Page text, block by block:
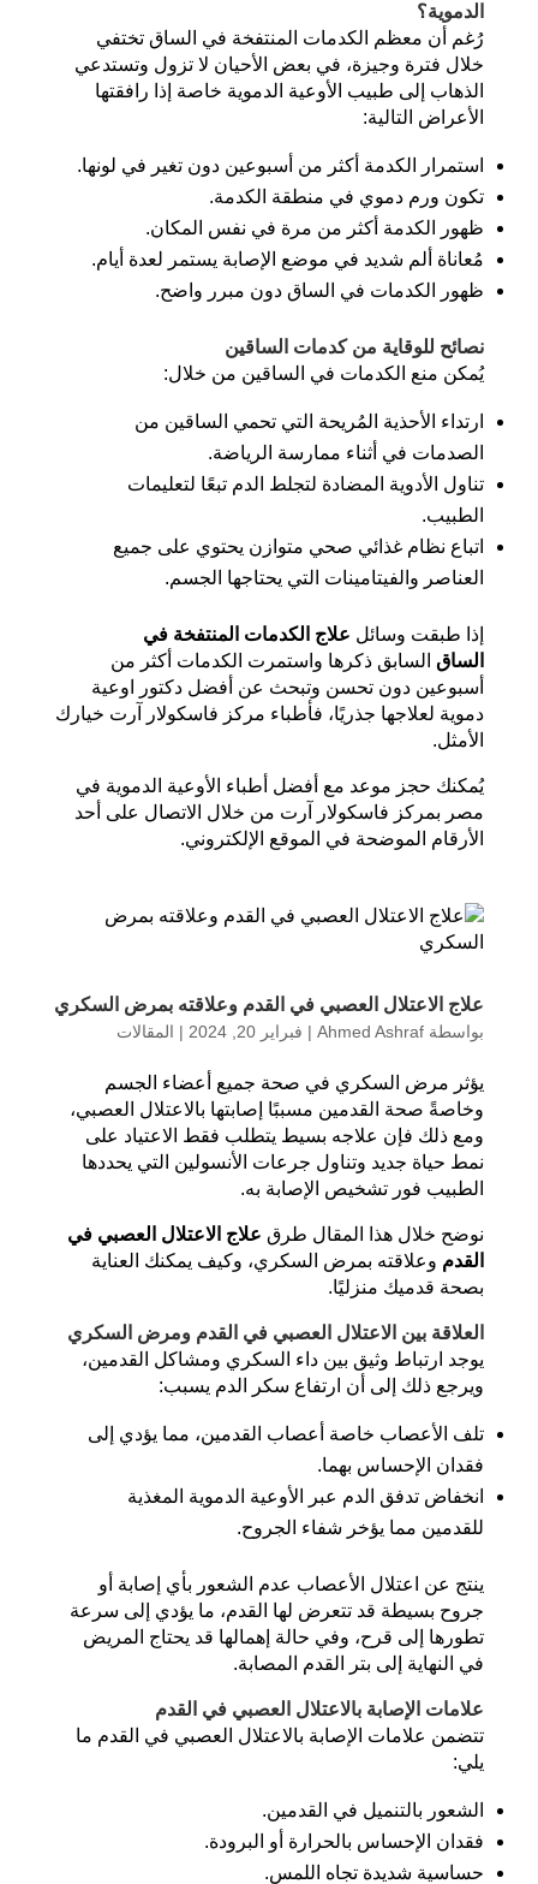
الدموية؟
رُغم أن معظم الكدمات المنتفخة في الساق تختفي
خلال فترة وجيزة، في بعض الأحيان لا تزول وتستدعي
الذهاب إلى طبيب الأوعية الدموية خاصة إذا رافقتها
الأعراض التالية:
استمرار الكدمة أكثر من أسبوعين دون تغير في لونها.
تكون ورم دموي في منطقة الكدمة.
ظهور الكدمة أكثر من مرة في نفس المكان.
مُعاناة ألم شديد في موضع الإصابة يستمر لعدة أيام.
ظهور الكدمات في الساق دون مبرر واضح.
نصائح للوقاية من كدمات الساقين
يُمكن منع الكدمات في الساقين من خلال:
ارتداء الأحذية المُريحة التي تحمي الساقين من
الصدمات في أثناء ممارسة الرياضة.
تناول الأدوية المضادة لتجلط الدم تبعًا لتعليمات
الطبيب.
اتباع نظام غذائي صحي متوازن يحتوي على جميع
العناصر والفيتامينات التي يحتاجها الجسم.
إذا طبقت وسائل علاج الكدمات المنتفخة في
الساق السابق ذكرها واستمرت الكدمات أكثر من
أسبوعين دون تحسن وتبحث عن أفضل دكتور اوعية
دموية لعلاجها جذريًا، فأطباء مركز فاسكولار آرت خيارك
الأمثل.
يُمكنك حجز موعد مع أفضل أطباء الأوعية الدموية في
مصر بمركز فاسكولار آرت من خلال الاتصال على أحد
الأرقام الموضحة في الموقع الإلكتروني.
علاج الاعتلال العصبي في القدم وعلاقته بمرض السكري
بواسطة Ahmed Ashraf
| فبراير 20, 2024 | المقالات
يؤثر مرض السكري في صحة جميع أعضاء الجسم
وخاصةً صحة القدمين مسببًا إصابتها بالاعتلال العصبي،
ومع ذلك فإن علاجه بسيط يتطلب فقط الاعتياد على
نمط حياة جديد وتناول جرعات الأنسولين التي يحددها
الطبيب فور تشخيص الإصابة به.
نوضح خلال هذا المقال طرق علاج الاعتلال العصبي في
القدم وعلاقته بمرض السكري، وكيف يمكنك العناية
بصحة قدميك منزليًا.
العلاقة بين الاعتلال العصبي في القدم ومرض السكري
يوجد ارتباط وثيق بين داء السكري ومشاكل القدمين،
ويرجع ذلك إلى أن ارتفاع سكر الدم يسبب:
تلف الأعصاب خاصة أعصاب القدمين، مما يؤدي إلى
فقدان الإحساس بهما.
انخفاض تدفق الدم عبر الأوعية الدموية المغذية
للقدمين مما يؤخر شفاء الجروح.
ينتج عن اعتلال الأعصاب عدم الشعور بأي إصابة أو
جروح بسيطة قد تتعرض لها القدم، ما يؤدي إلى سرعة
تطورها إلى قرح، وفي حالة إهمالها قد يحتاج المريض
في النهاية إلى بتر القدم المصابة.
علامات الإصابة بالاعتلال العصبي في القدم
تتضمن علامات الإصابة بالاعتلال العصبي في القدم ما
يلي:
الشعور بالتنميل في القدمين.
فقدان الإحساس بالحرارة أو البرودة.
حساسية شديدة تجاه اللمس.